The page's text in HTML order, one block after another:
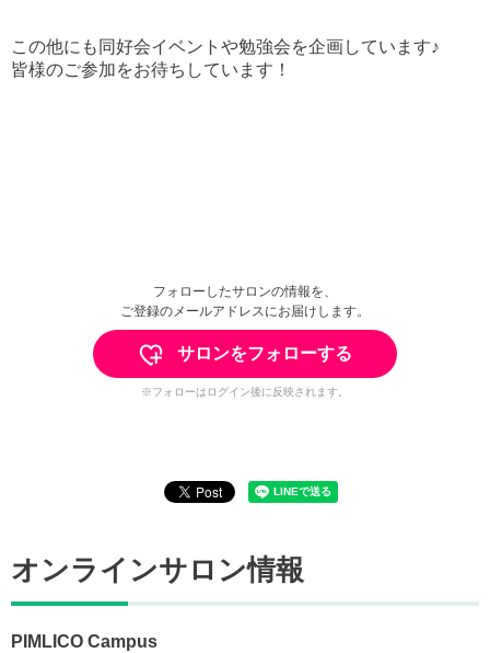
この他にも同好会イベントや勉強会を企画しています♪
皆様のご参加をお待ちしています！
フォローしたサロンの情報を、
ご登録のメールアドレスにお届けします。
サロンをフォローする
※フォローはログイン後に反映されます。
オンラインサロン情報
PIMLICO Campus